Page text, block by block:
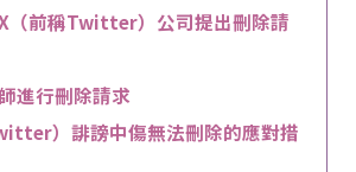
（前稱Twitter）公司提出刪除請
進行刪除請求
）誹謗中傷無法刪除的應對措